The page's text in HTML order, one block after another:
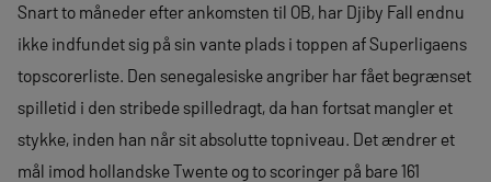
Snart to måneder efter ankomsten til OB, har Djiby Fall endnu
ikke indfundet sig på sin vante plads i toppen af Superligaens
topscorerliste. Den senegalesiske angriber har fået begrænset
spilletid i den stribede spilledragt, da han fortsat mangler et
stykke, inden han når sit absolutte topniveau. Det ændrer et
mål imod hollandske Twente og to scoringer på bare 161